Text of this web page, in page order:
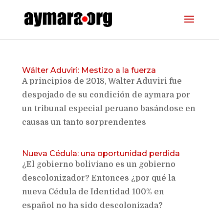
Wálter Aduviri: Mestizo a la fuerza
A principios de 2018, Walter Aduviri fue
despojado de su condición de aymara por
un tribunal especial peruano basándose en
causas un tanto sorprendentes
Nueva Cédula: una oportunidad perdida
¿El gobierno boliviano es un gobierno
descolonizador? Entonces ¿por qué la
nueva Cédula de Identidad 100% en
español no ha sido descolonizada?